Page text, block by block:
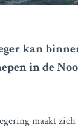
kan
in de
maakt zich